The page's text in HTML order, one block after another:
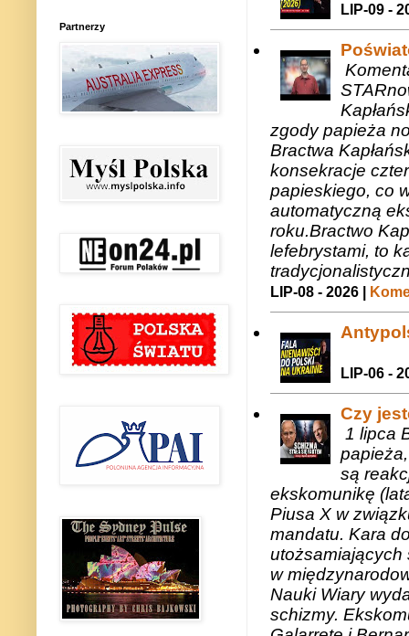
LIP-09 -
zgody papieża
Bractwa
konsekracje
papieskiego, co
automatyczną
roku.Bractwo
lefebrystami, to
LIP-08 - 2026 |
LIP-06 -
Czy
1 lipca
są
ekskomunikę
Piusa X w
mandatu. Kara
utożsamiających
w
Nauki Wiary
schizmy.
Partnerzy